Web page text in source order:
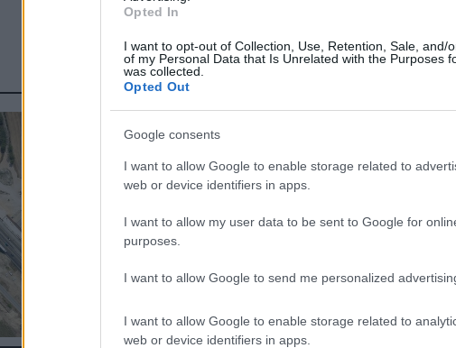
Opted In
I want to opt-out of Collection, Use, Retention, Sale, and/
of my Personal Data that Is Unrelated with the Purposes
was collected.
Opted Out
Google consents
I want to allow Google to enable storage related to
web or device identifiers in apps.
I want to allow my user data to be sent to Google for
purposes.
I want to allow Google to send me personalized
I want to allow Google to enable storage related to
web or device identifiers in apps.
Másfélszeresére bővítik
Hódmezővásárhely jó
Látványos építési
be a Flórián téri